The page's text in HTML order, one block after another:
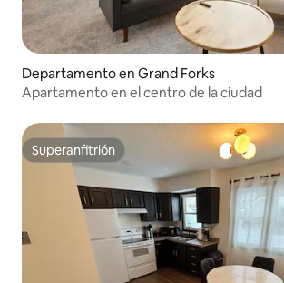
Departamento en Grand Forks
Apartamento en el centro de la ciudad
Superanfitrión
Superanfitrión